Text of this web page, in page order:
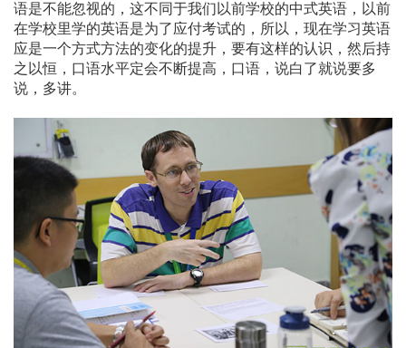
语是不能忽视的，这不同于我们以前学校的中式英语，以前
在学校里学的英语是为了应付考试的，所以，现在学习英语
应是一个方式方法的变化的提升，要有这样的认识，然后持
之以恒，口语水平定会不断提高，口语，说白了就说要多
说，多讲。